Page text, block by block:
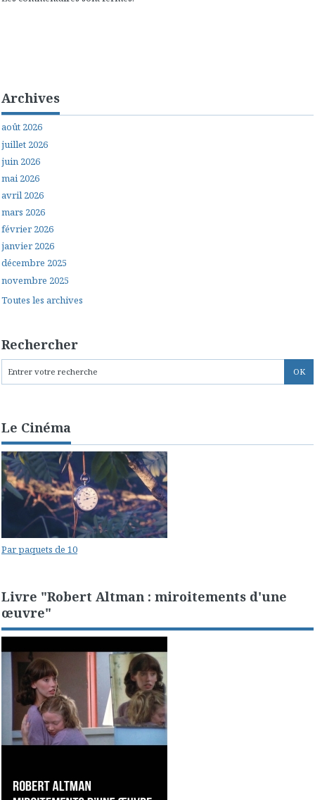
Archives
août 2026
juillet 2026
juin 2026
mai 2026
avril 2026
mars 2026
février 2026
janvier 2026
décembre 2025
novembre 2025
Toutes les archives
Rechercher
Le Cinéma
Par paquets de 10
Livre "Robert Altman : miroitements d'une
œuvre"